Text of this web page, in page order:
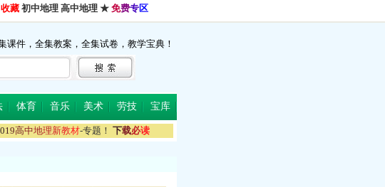
收藏 初中地理 高中地理 ★ 免费专区
件，全集教案，全集试卷，教学宝典！
体育 音乐 美术 劳技 宝库
019高中地理新教材-专题！ 下载必读